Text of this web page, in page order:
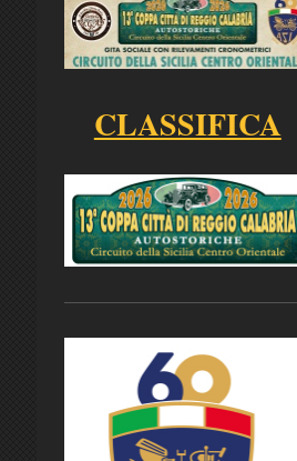
CLASSIFICA